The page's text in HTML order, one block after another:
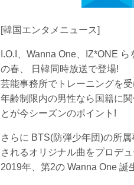
[韓国エンタメニュース]
I.O.I、Wanna One、IZ*ONE
の春、 日韓同時放送で登場!
芸能事務所でトレーニングを
年齢制限内の男性なら国籍に
とが今シーズンのポイント!
さらに BTS(防弾少年団)の所
されるオリジナル曲をプロデ
2019年、第2の Wanna One 誕